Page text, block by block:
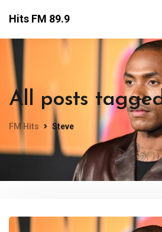
Hits FM 89.9
All posts
FM Hits Steve